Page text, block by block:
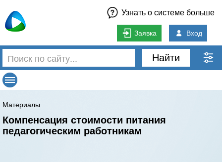
Узнать о системе больше
Заявка Вход
Найти
Материалы
Компенсация стоимости питания
педагогическим работникам